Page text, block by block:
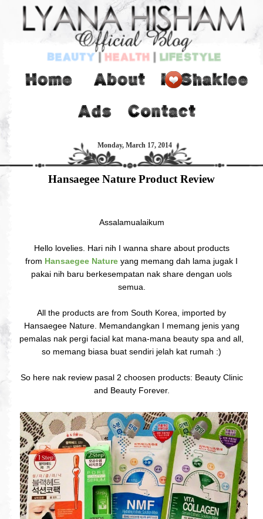
Monday, March 17, 2014
Hansaegee Nature Product Review
Assalamualaikum
Hello lovelies. Hari nih I wanna share about products
from Hansaegee Nature yang memang dah lama jugak I
pakai nih baru berkesempatan nak share dengan uols
semua.
All the products are from South Korea, imported by
Hansaegee Nature. Memandangkan I memang jenis yang
pemalas nak pergi facial kat mana-mana beauty spa and all,
so memang biasa buat sendiri jelah kat rumah :)
So here nak review pasal 2 choosen products: Beauty Clinic
and Beauty Forever.